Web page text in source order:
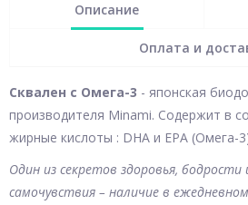
Описание
Оплата и
Сквален с Омега-3 - японская
производителя Minami. Содержит в
жирные кислоты : DHA и EPA (Омега-
Один из секретов здоровья, бодрости
самочувствия – наличие в